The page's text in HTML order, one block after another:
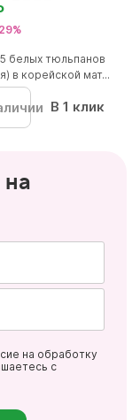
белых тюльпанов
в корейской мат...
В 1 клик
на
на обработку
с